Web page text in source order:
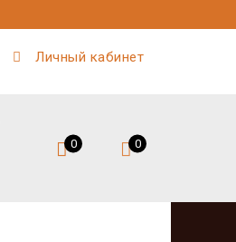
Личный кабинет
0 0